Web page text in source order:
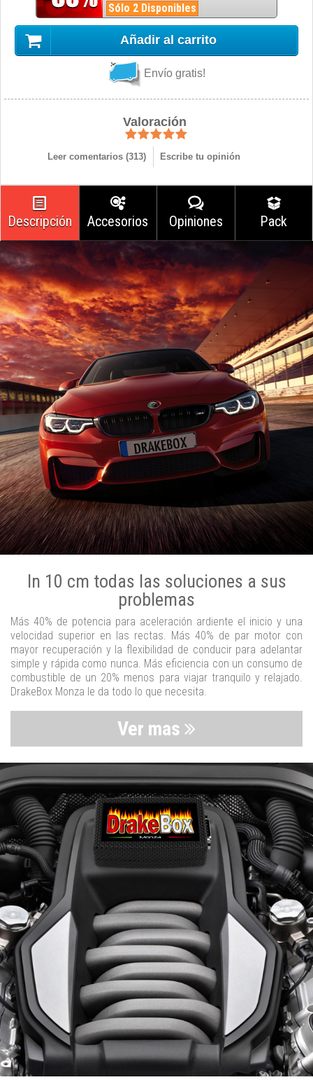
Sólo 2 Disponibles
Añadir al carrito
Envío gratis!
Valoración
Leer comentarios (313) Escribe tu opinión
Descripción Accesorios Opiniones Pack
In 10 cm todas las soluciones a sus
problemas
Más 40% de potencia para aceleración ardiente el inicio y una
velocidad superior en las rectas. Más 40% de par motor con
mayor recuperación y la flexibilidad de conducir para adelantar
simple y rápida como nunca. Más eficiencia con un consumo de
combustible de un 20% menos para viajar tranquilo y relajado.
DrakeBox Monza le da todo lo que necesita.
Ver mas